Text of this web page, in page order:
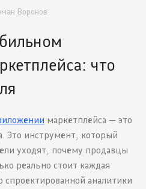
Воронов
что
маркетплейса — это
Это инструмент, который
уходят, почему продавцы
реально стоит каждая
спроектированной аналитики